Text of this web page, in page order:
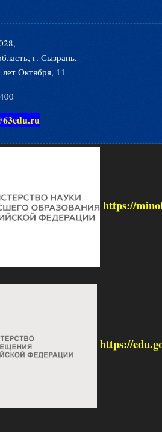
г. Сызрань,
Октября, 11
https://
https://